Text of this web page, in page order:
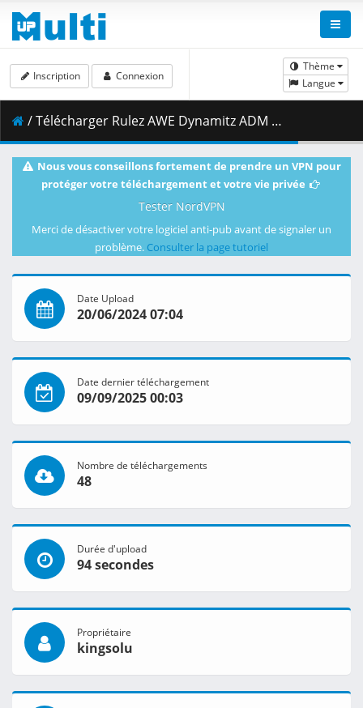
Thème
Langue
Inscription Connexion
/ Télécharger Rulez AWE Dynamitz ADM 6 19 24 LQ.mp4 ( 690.04 MB )
Nous vous conseillons fortement de prendre un VPN pour
protéger votre téléchargement et votre vie privée
Tester NordVPN
Merci de désactiver votre logiciel anti-pub avant de signaler un
problème. Consulter la page tutoriel
Date Upload
20/06/2024 07:04
Date dernier téléchargement
09/09/2025 00:03
Nombre de téléchargements
48
Durée d'upload
94 secondes
Propriétaire
kingsolu